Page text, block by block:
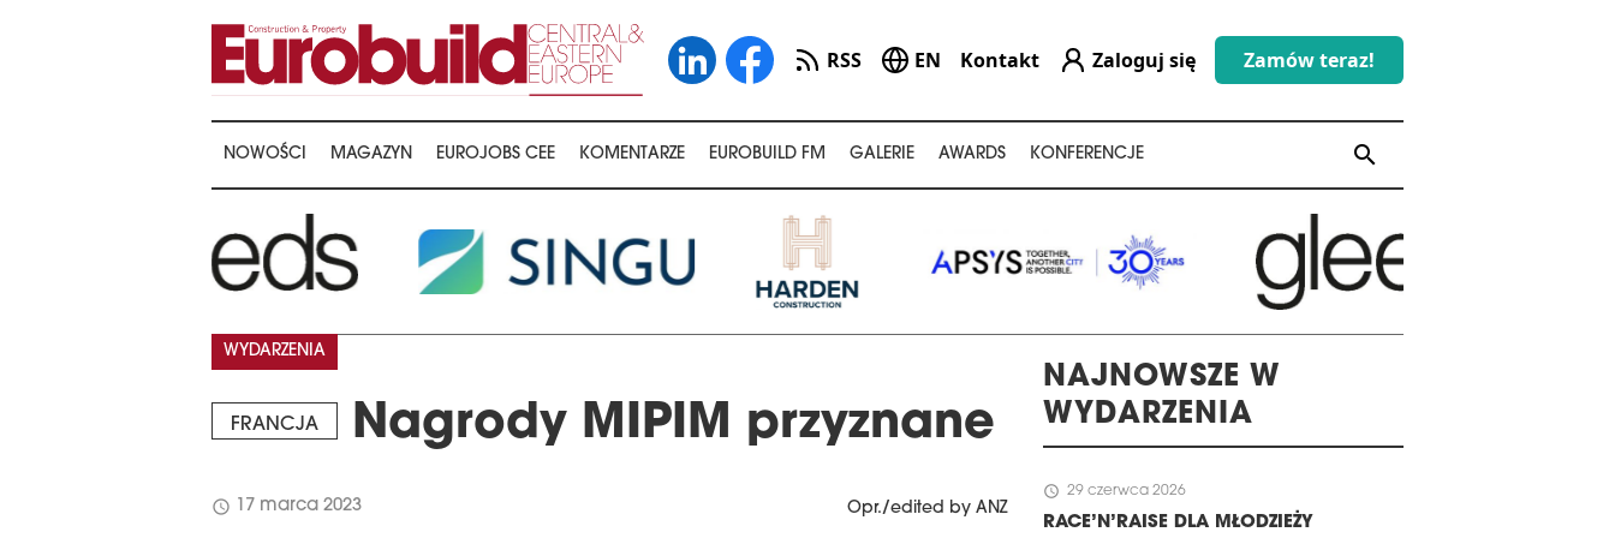
RSS EN Kontakt Zaloguj się Zamów teraz!
NOWOŚCI MAGAZYN EUROJOBS CEE KOMENTARZE EUROBUILD FM GALERIE AWARDS KONFERENCJE search
FRANCJA Nagrody MIPIM przyznane
WYDARZENIA
schedule 17 marca 2023 Opr./edited by ANZ
NAJNOWSZE W
WYDARZENIA
schedule 29 czerwca 2026
RACE’N’RAISE DLA MŁODZIEŻY